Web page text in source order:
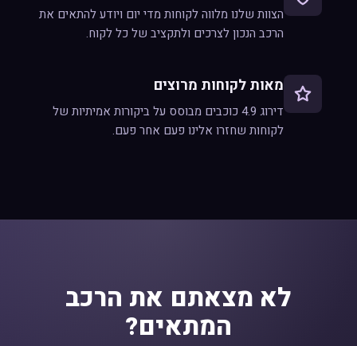
הצוות שלנו מלווה לקוחות מדי יום ויודע להתאים את
הרכב הנכון לצרכים ולתקציב של כל לקוח.
מאות לקוחות מרוצים
דירוג 4.9 כוכבים מבוסס על ביקורות אמיתיות של
לקוחות שחזרו אלינו פעם אחר פעם.
לא מצאתם את הרכב
המתאים?